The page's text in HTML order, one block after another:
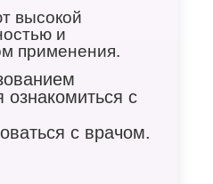
высокой
и
применения.
ознакомиться с
с врачом.